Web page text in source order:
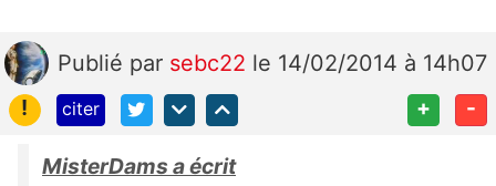
Publié par sebc22 le 14/02/2014 à 14h07
!
citer + -
MisterDams a écrit